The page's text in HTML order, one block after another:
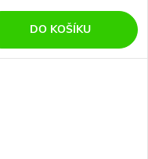
DO KOŠÍKU